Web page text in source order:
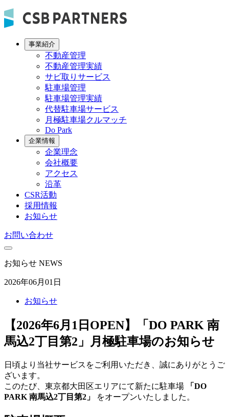
事業紹介
不動産管理
不動産管理実績
サビ取りサービス
駐車場管理
駐車場管理実績
代替駐車場サービス
月極駐車場クルマッチ
Do Park
企業情報
企業理念
会社概要
アクセス
沿革
CSR活動
採用情報
お知らせ
お問い合わせ
お知らせ NEWS
2026年06月01日
お知らせ
【2026年6月1日OPEN】「DO PARK 南
馬込2丁目第2」月極駐車場のお知らせ
日頃より当社サービスをご利用いただき、誠にありがとうご
ざいます。
このたび、東京都大田区エリアにて新たに駐車場
「DO
PARK 南馬込2丁目第2」
をオープンいたしました。